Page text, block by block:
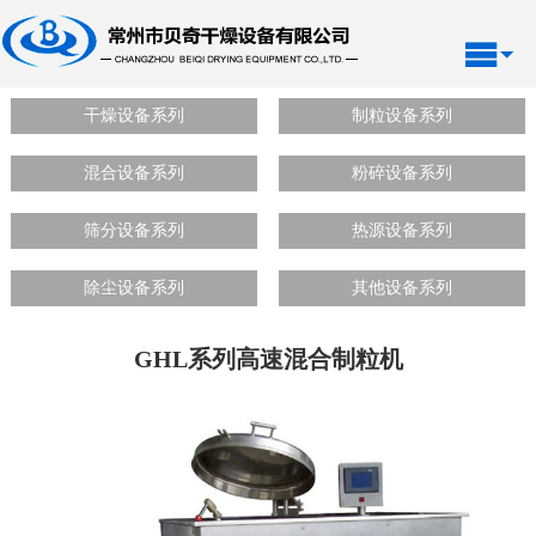
干燥设备系列 制粒设备系列
混合设备系列 粉碎设备系列
筛分设备系列 热源设备系列
除尘设备系列 其他设备系列
GHL系列高速混合制粒机